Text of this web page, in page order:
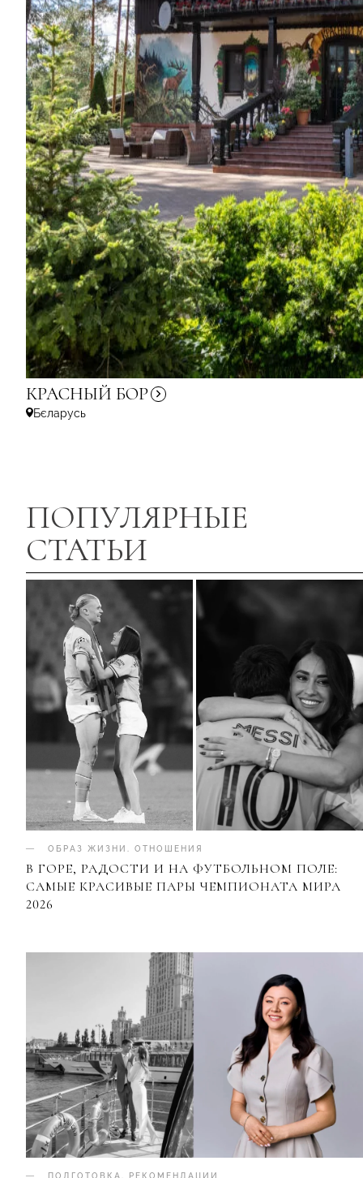
КРАСНЫЙ БОР
Бєларусь
ПОПУЛЯРНЫЕ
СТАТЬИ
ОБРАЗ ЖИЗНИ . ОТНОШЕНИЯ
В ГОРЕ, РАДОСТИ И НА ФУТБОЛЬНОМ ПОЛЕ:
САМЫЕ КРАСИВЫЕ ПАРЫ ЧЕМПИОНАТА МИРА
2026
ПОДГОТОВКА РЕКОМЕНДАЦИИ